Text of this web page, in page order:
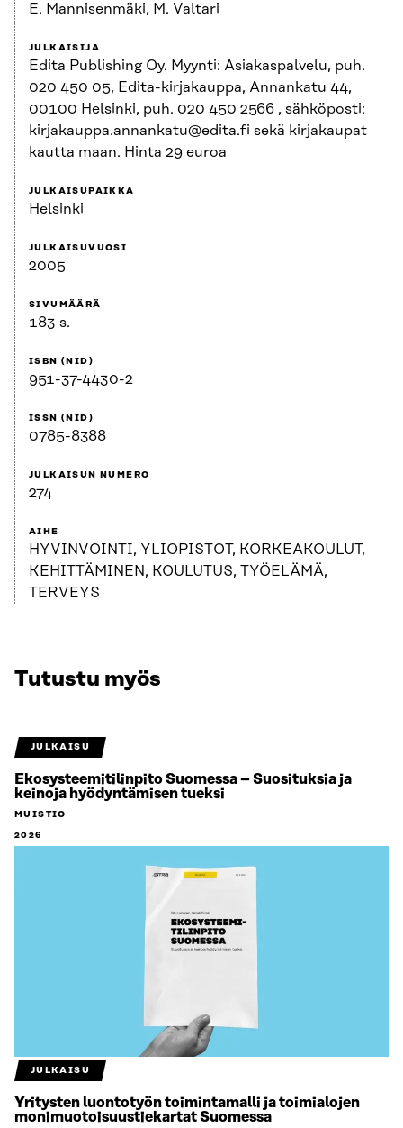
E. Mannisenmäki, M. Valtari
JULKAISIJA
Edita Publishing Oy. Myynti: Asiakaspalvelu, puh.
020 450 05, Edita-kirjakauppa, Annankatu 44,
00100 Helsinki, puh. 020 450 2566 , sähköposti:
kirjakauppa.annankatu@edita.fi sekä kirjakaupat
kautta maan. Hinta 29 euroa
JULKAISUPAIKKA
Helsinki
JULKAISUVUOSI
2005
SIVUMÄÄRÄ
183 s.
ISBN (NID)
951-37-4430-2
ISSN (NID)
0785-8388
JULKAISUN NUMERO
274
AIHE
HYVINVOINTI, YLIOPISTOT, KORKEAKOULUT,
KEHITTÄMINEN, KOULUTUS, TYÖELÄMÄ,
TERVEYS
Tutustu myös
JULKAISU
Ekosysteemitilinpito Suomessa – Suosituksia ja
keinoja hyödyntämisen tueksi
MUISTIO
2026
JULKAISU
Yritysten luontotyön toimintamalli ja toimialojen
monimuotoisuustiekartat Suomessa